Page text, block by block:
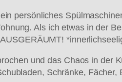
persönliches
Als ich etwas in der
und das Chaos in der
Schränke,